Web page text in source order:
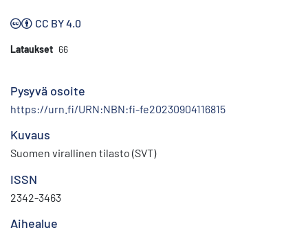
CC BY 4.0
Lataukset 66
Pysyvä osoite
https://urn.fi/URN:NBN:fi-fe20230904116815
Kuvaus
Suomen virallinen tilasto (SVT)
ISSN
2342-3463
Aihealue